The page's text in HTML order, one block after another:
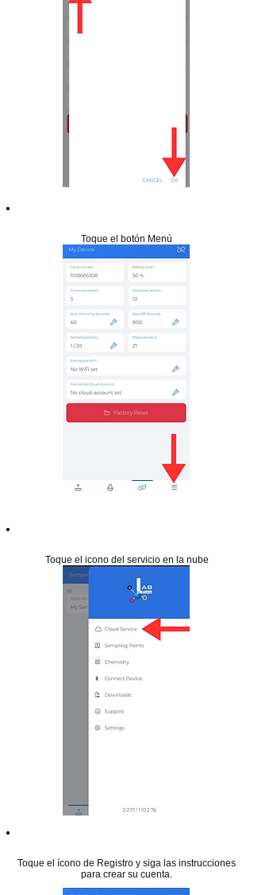
Toque el botón Menú
Toque el icono del servicio en la nube
Toque el ícono de Registro y siga las instrucciones
para crear su cuenta.